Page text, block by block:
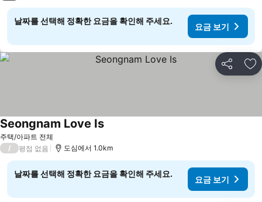
날짜를 선택해 정확한 요금을 확인해 주세요.
요금 보기
공유 즐
주택/아파트 전체
Seongnam Love Is요금 보기
/ 평점 없음 도심에서 1.0km
날짜를 선택해 정확한 요금을 확인해 주세요.
요금 보기